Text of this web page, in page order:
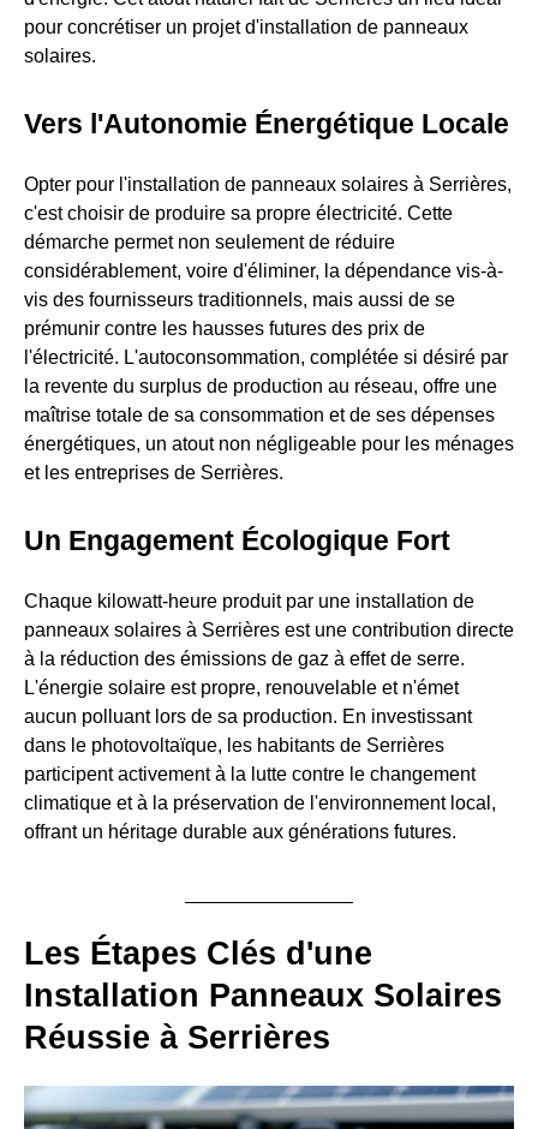
pour concrétiser un projet d'installation de panneaux
solaires.
Vers l'Autonomie Énergétique Locale
Opter pour l'installation de panneaux solaires à Serrières,
c'est choisir de produire sa propre électricité. Cette
démarche permet non seulement de réduire
considérablement, voire d'éliminer, la dépendance vis-à-
vis des fournisseurs traditionnels, mais aussi de se
prémunir contre les hausses futures des prix de
l'électricité. L'autoconsommation, complétée si désiré par
la revente du surplus de production au réseau, offre une
maîtrise totale de sa consommation et de ses dépenses
énergétiques, un atout non négligeable pour les ménages
et les entreprises de Serrières.
Un Engagement Écologique Fort
Chaque kilowatt-heure produit par une installation de
panneaux solaires à Serrières est une contribution directe
à la réduction des émissions de gaz à effet de serre.
L'énergie solaire est propre, renouvelable et n'émet
aucun polluant lors de sa production. En investissant
dans le photovoltaïque, les habitants de Serrières
participent activement à la lutte contre le changement
climatique et à la préservation de l'environnement local,
offrant un héritage durable aux générations futures.
Les Étapes Clés d'une
Installation Panneaux Solaires
Réussie à Serrières